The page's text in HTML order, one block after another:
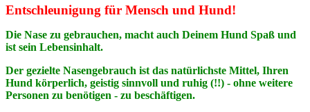
Entschleunigung für Mensch und Hund!
Die Nase zu gebrauchen, macht auch Deinem Hund Spaß und
ist sein Lebensinhalt.
Der gezielte Nasengebrauch ist das natürlichste Mittel, Ihren
Hund körperlich, geistig sinnvoll und ruhig (!!) - ohne weitere
Personen zu benötigen - zu beschäftigen.